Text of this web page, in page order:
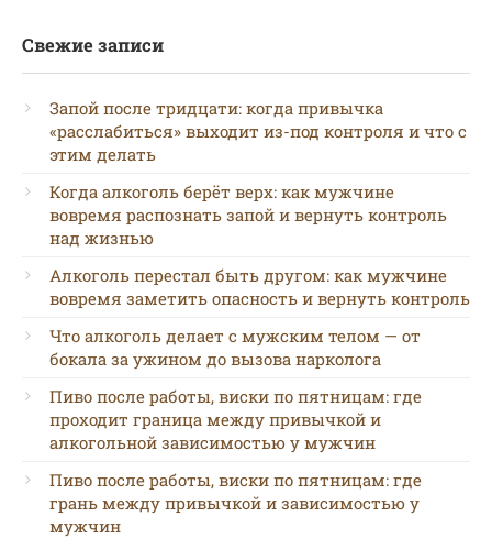
Свежие записи
Запой после тридцати: когда привычка
«расслабиться» выходит из-под контроля и что с
этим делать
Когда алкоголь берёт верх: как мужчине
вовремя распознать запой и вернуть контроль
над жизнью
Алкоголь перестал быть другом: как мужчине
вовремя заметить опасность и вернуть контроль
Что алкоголь делает с мужским телом — от
бокала за ужином до вызова нарколога
Пиво после работы, виски по пятницам: где
проходит граница между привычкой и
алкогольной зависимостью у мужчин
Пиво после работы, виски по пятницам: где
грань между привычкой и зависимостью у
мужчин